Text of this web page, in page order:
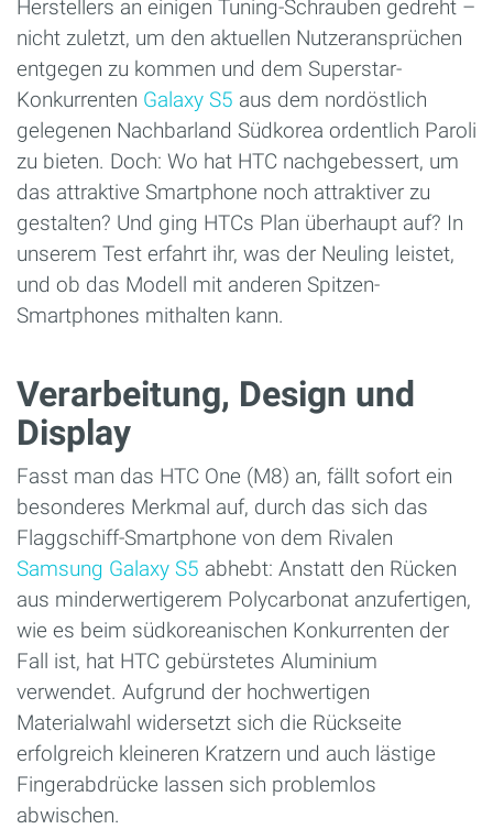
Herstellers an einigen Tuning-Schrauben gedreht –
nicht zuletzt, um den aktuellen Nutzeransprüchen
entgegen zu kommen und dem Superstar-
Konkurrenten Galaxy S5 aus dem nordöstlich
gelegenen Nachbarland Südkorea ordentlich Paroli
zu bieten. Doch: Wo hat HTC nachgebessert, um
das attraktive Smartphone noch attraktiver zu
gestalten? Und ging HTCs Plan überhaupt auf? In
unserem Test erfahrt ihr, was der Neuling leistet,
und ob das Modell mit anderen Spitzen-
Smartphones mithalten kann.
Verarbeitung, Design und
Display
Fasst man das HTC One (M8) an, fällt sofort ein
besonderes Merkmal auf, durch das sich das
Flaggschiff-Smartphone von dem Rivalen
Samsung Galaxy S5 abhebt: Anstatt den Rücken
aus minderwertigerem Polycarbonat anzufertigen,
wie es beim südkoreanischen Konkurrenten der
Fall ist, hat HTC gebürstetes Aluminium
verwendet. Aufgrund der hochwertigen
Materialwahl widersetzt sich die Rückseite
erfolgreich kleineren Kratzern und auch lästige
Fingerabdrücke lassen sich problemlos
abwischen.